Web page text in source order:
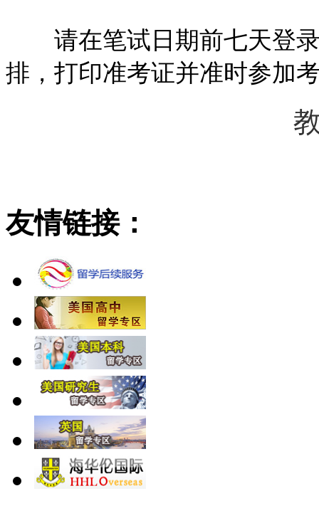
请在笔试日期前七天登
排，打印准考证并准时参加
友情链接：